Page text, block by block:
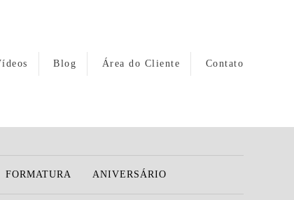
Blog Área do Cliente Contato
FORMATURA ANIVERSÁRIO